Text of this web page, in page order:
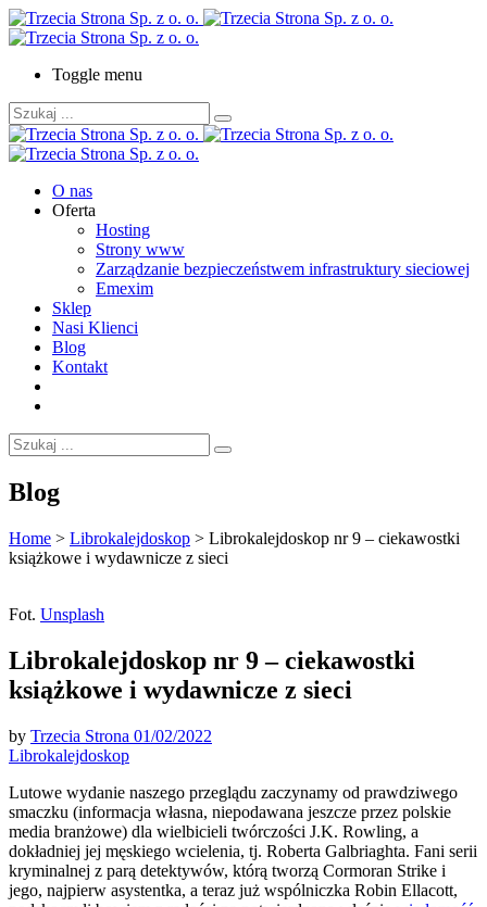
Toggle menu
O nas
Oferta
Hosting
Strony www
Zarządzanie bezpieczeństwem infrastruktury sieciowej
Emexim
Sklep
Nasi Klienci
Blog
Kontakt
Blog
Home > Librokalejdoskop > Librokalejdoskop nr 9 – ciekawostki
książkowe i wydawnicze z sieci
Fot. Unsplash
Librokalejdoskop nr 9 – ciekawostki
książkowe i wydawnicze z sieci
by Trzecia Strona 01/02/2022
Librokalejdoskop
Lutowe wydanie naszego przeglądu zaczynamy od prawdziwego
smaczku (informacja własna, niepodawana jeszcze przez polskie
media branżowe) dla wielbicieli twórczości J.K. Rowling, a
dokładniej jej męskiego wcielenia, tj. Roberta Galbriaghta. Fani serii
kryminalnej z parą detektywów, którą tworzą Cormoran Strike i
jego, najpierw asystentka, a teraz już wspólniczka Robin Ellacott,